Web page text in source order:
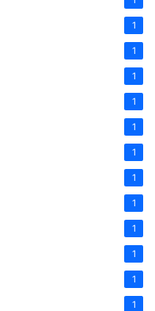
1
1
1
1
1
1
1
1
1
1
1
1